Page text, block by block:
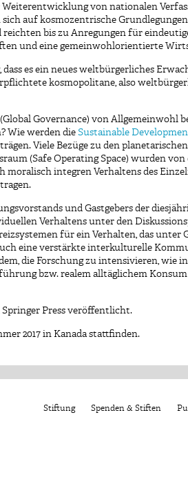
von nationalen
sich auf kosmozentrische
bis zu Anregungen für
und eine gemeinwohlorientierte
es ein neues weltbürgerliches
kosmopolitane, also
Governance) von Allgemeinwohl
Wie werden die Sustainable
Viele Bezüge zu den
(Safe Operating Space) wurden
moralisch integren Verhaltens des
und Gastgebers der
Verhaltens unter den
für ein Verhalten, das
eine verstärkte interkulturelle
die Forschung zu intensivieren, wie
bzw. realem alltäglichem Konsum
Springer Press veröffentlicht.
2017 in Kanada stattfinden.
Stiftung Spenden & Stiften